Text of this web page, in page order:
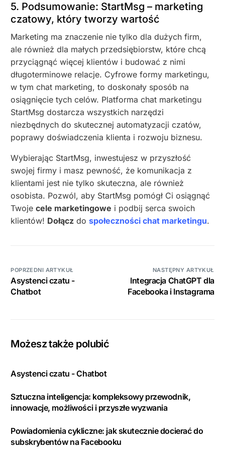
5. Podsumowanie: StartMsg – marketing
czatowy, który tworzy wartość
Marketing ma znaczenie nie tylko dla dużych firm,
ale również dla małych przedsiębiorstw, które chcą
przyciągnąć więcej klientów i budować z nimi
długoterminowe relacje. Cyfrowe formy marketingu,
w tym chat marketing, to doskonały sposób na
osiągnięcie tych celów. Platforma chat marketingu
StartMsg dostarcza wszystkich narzędzi
niezbędnych do skutecznej automatyzacji czatów,
poprawy doświadczenia klienta i rozwoju biznesu.
Wybierając StartMsg, inwestujesz w przyszłość
swojej firmy i masz pewność, że komunikacja z
klientami jest nie tylko skuteczna, ale również
osobista. Pozwól, aby StartMsg pomógł Ci osiągnąć
Twojecele marketingowe i podbij serca swoich
klientów! Dołącz dospołeczności chat marketingu.
POPRZEDNI ARTYKUŁ
Asystenci czatu -
Chatbot
NASTĘPNY ARTYKUŁ
Integracja ChatGPT dla
Facebooka i Instagrama
Możesz także polubić
Asystenci czatu - Chatbot
Sztuczna inteligencja: kompleksowy przewodnik,
innowacje, możliwości i przyszłe wyzwania
Powiadomienia cykliczne: jak skutecznie docierać do
subskrybentów na Facebooku